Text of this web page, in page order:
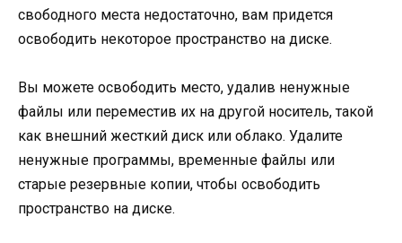
свободного места недостаточно, вам придется
освободить некоторое пространство на диске.
Вы можете освободить место, удалив ненужные
файлы или переместив их на другой носитель, такой
как внешний жесткий диск или облако. Удалите
ненужные программы, временные файлы или
старые резервные копии, чтобы освободить
пространство на диске.